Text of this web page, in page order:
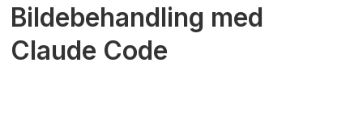
Bildebehandling med
Claude Code